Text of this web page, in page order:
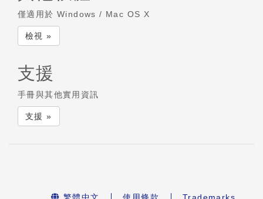
僅適用於 Windows / Mac OS X
檢視 »
支援
手冊與其他實用資訊
支援 »